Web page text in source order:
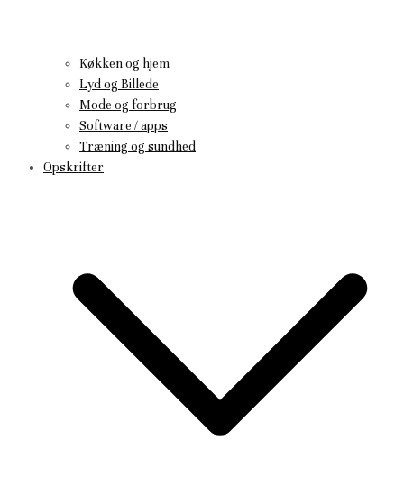
Køkken og hjem
Lyd og Billede
Mode og forbrug
Software / apps
Træning og sundhed
Opskrifter